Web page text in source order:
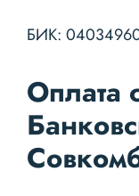
БИК:
Оплата